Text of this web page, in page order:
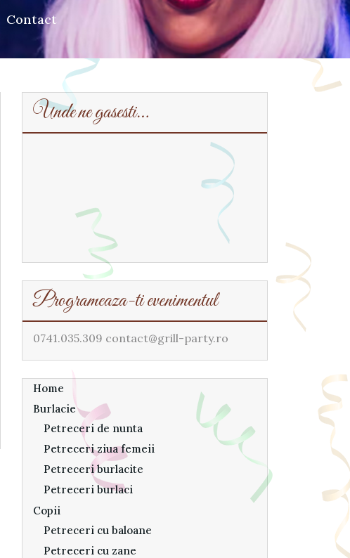
Contact
Unde ne gasesti…
Programeaza-ti evenimentul
0741.035.309 contact@grill-party.ro
Home
Burlacie
Petreceri de nunta
Petreceri ziua femeii
Petreceri burlacite
Petreceri burlaci
Copii
Petreceri cu baloane
Petreceri cu zane